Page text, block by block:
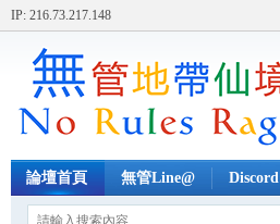
IP: 216.73.217.148
論壇首頁 無管Line@ Discord